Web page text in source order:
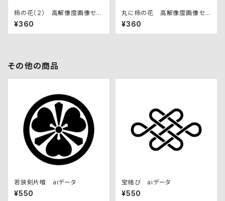
柿の花（２） 高解像度画像セッ
ト
¥360
丸に柿の花 高解像度画像セッ
ト
¥360
その他の商品
若狭剣片喰 aiデータ
¥550
宝結び aiデータ
¥550